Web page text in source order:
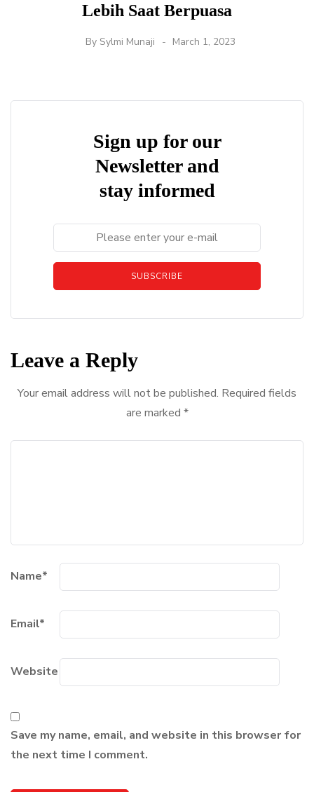
Lebih Saat Berpuasa
By Sylmi Munaji March 1, 2023
Sign up for our
Newsletter and
stay informed
SUBSCRIBE
Leave a Reply
Your email address will not be published. Required fields
are marked *
Name*
Email*
Website
Save my name, email, and website in this browser for
the next time I comment.